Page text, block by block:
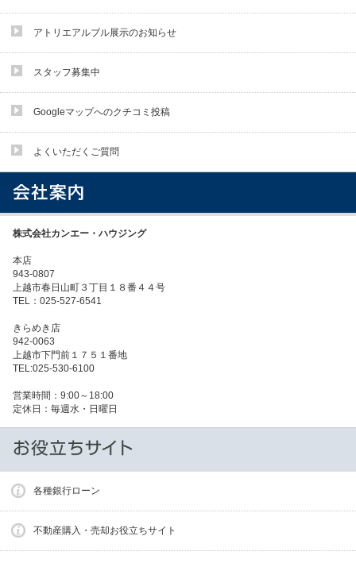
アトリエアルブル展示のお知らせ
スタッフ募集中
Googleマップへのクチコミ投稿
よくいただくご質問
株式会社カンエー・ハウジング
本店
943-0807
上越市春日山町３丁目１８番４４号
TEL：025-527-6541
きらめき店
942-0063
上越市下門前１７５１番地
TEL:025-530-6100
営業時間：9:00～18:00
定休日：毎週水・日曜日
各種銀行ローン
不動産購入・売却お役立ちサイト